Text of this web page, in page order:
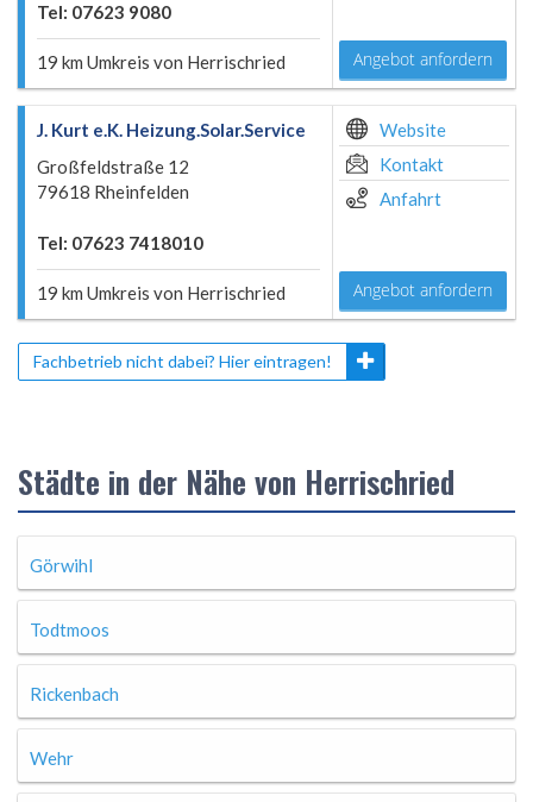
Tel: 07623 9080
19 km Umkreis von Herrischried Angebot anfordern
J. Kurt e.K. Heizung.Solar.Service
Großfeldstraße 12
79618 Rheinfelden
Tel: 07623 7418010
19 km Umkreis von Herrischried
Website
Kontakt
Anfahrt
Angebot anfordern
Fachbetrieb nicht dabei? Hier eintragen!
Städte in der Nähe von Herrischried
Görwihl
Todtmoos
Rickenbach
Wehr